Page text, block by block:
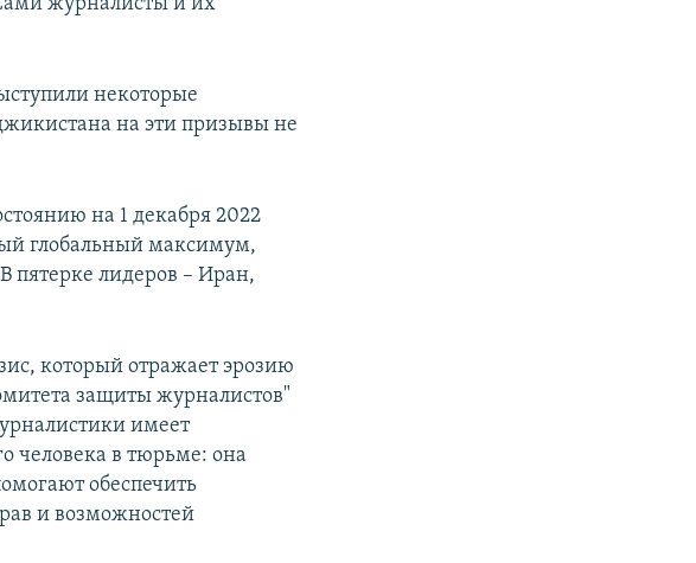
некоторые
на эти призывы не
на 1 декабря 2022
глобальный максимум,
пятерке лидеров – Иран,
который отражает эрозию
защиты журналистов"
имеет
человека в тюрьме: она
обеспечить
и возможностей